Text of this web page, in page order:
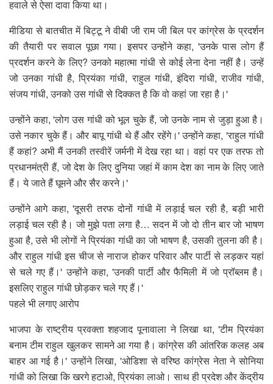
हवाले से ऐसा दावा किया था।
मीडिया से बातचीत में बिट्टू ने वीबी जी राम जी बिल पर कांग्रेस के प्रदर्शन
की तैयारी पर सवाल पूछा गया। इसपर उन्होंने कहा, 'उनके पास लोग हैं
प्रदर्शन करने के लिए? उनको महात्मा गांधी से कोई लेना देना नहीं है। उन्हें
जो उनका गांधी है, प्रियंका गांधी, राहुल गांधी, इंदिरा गांधी, राजीव गांधी,
संजय गांधी, उनको उस गांधी से दिक्कत है कि वो कहां जा रहा है।'
उन्होंने कहा, 'लोग उस गांधी को भूल चुके हैं, जो उनके नाम से जुड़ा हुआ है।
उसे नकार चुके हैं। और बापू गांधी थे हैं और रहेंगे।' उन्होंने कहा, 'राहुल गांधी
हैं कहां? अभी मैं उनकी तस्वीरें जर्मनी में देख रहा था। वहां पर एक तरफ तो
प्रधानमंत्री हैं, जो देश के लिए दुनिया जहां में काम देश का नाम के लिए जाते
हैं। ये जाते हैं घूमने और सैर करने।'
उन्होंने आगे कहा, 'दूसरी तरफ दोनों गांधी में लड़ाई चल रही है, बड़ी भारी
लड़ाई चल रही है। जो मुझे पता लगा है… सदन में जो दो तीन बार जो भाषण
हुआ है, उसे भी लोगों ने प्रियंका गांधी का जो भाषण है, उसकी तुलना की है।
और राहुल गांधी इस चीज से नाराज होकर परिवार और पार्टी से लड़कर यहां
से चले गए हैं।' उन्होंने कहा, 'उनकी पार्टी और फैमिली में जो प्रॉब्लम है।
इसलिए राहुल गांधी छोड़कर चले गए हैं।'
पहले भी लगाए आरोप
भाजपा के राष्ट्रीय प्रवक्ता शहजाद पूनावाला ने लिखा था, 'टीम प्रियंका
बनाम टीम राहुल खुलकर सामने आ गया है। कांग्रेस की आंतरिक कलह अब
बाहर आ गई है।' उन्होंने लिखा, 'ओडिशा से वरिष्ठ कांग्रेस नेता ने सोनिया
गांधी को लिखा कि खरगे हटाओ, प्रियंका लाओ। साथ ही प्रदेश और केंद्रीय